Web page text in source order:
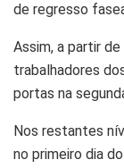
de regresso
Assim, a partir
trabalhadores
portas na
Nos restantes
no primeiro dia